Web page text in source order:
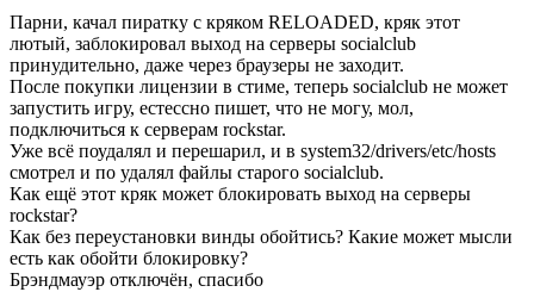
Парни, качал пиратку с кряком RELOADED, кряк этот
лютый, заблокировал выход на серверы socialclub
принудительно, даже через браузеры не заходит.
После покупки лицензии в стиме, теперь socialclub не может
запустить игру, естессно пишет, что не могу, мол,
подключиться к серверам rockstar.
Уже всё поудалял и перешарил, и в system32/drivers/etc/hosts
смотрел и по удалял файлы старого socialclub.
Как ещё этот кряк может блокировать выход на серверы
rockstar?
Как без переустановки винды обойтись? Какие может мысли
есть как обойти блокировку?
Брэндмауэр отключён, спасибо